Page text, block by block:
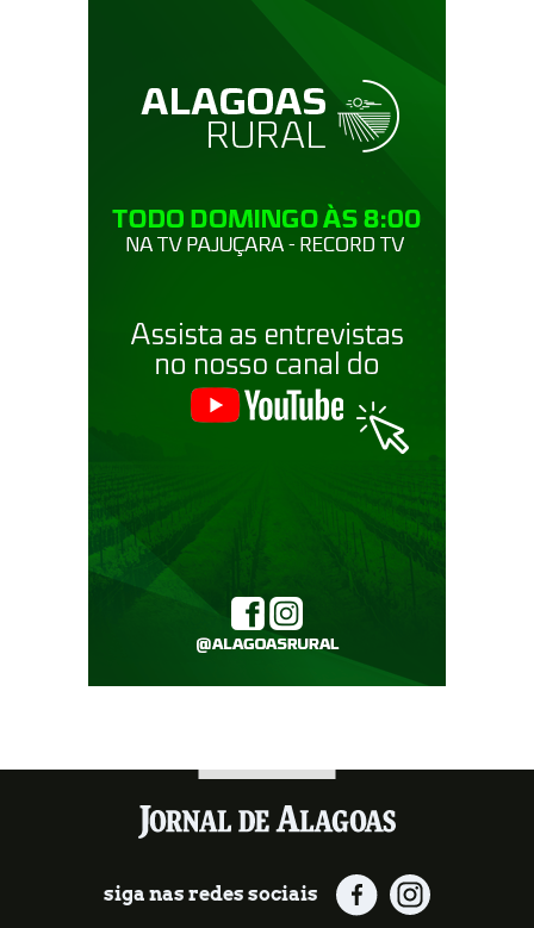
siga nas redes sociais